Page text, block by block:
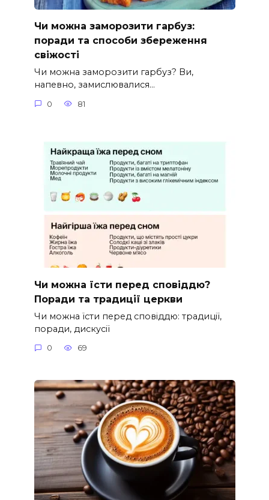
Чи можна заморозити гарбуз:
поради та способи збереження
свіжості
Чи можна заморозити гарбуз? Ви,
напевно, замислювалися…
0 81
Чи можна їсти перед сповіддю?
Поради та традиції церкви
Чи можна їсти перед сповіддю: традиції,
поради, дискусії
0 69